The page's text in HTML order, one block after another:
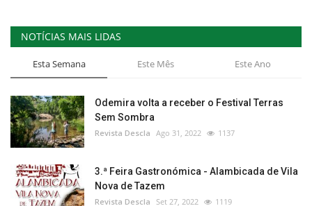
NOTÍCIAS MAIS LIDAS
Esta Semana Este Mês Este Ano
Odemira volta a receber o Festival Terras
Sem Sombra
Revista Descla Ago 31, 2022 1137
3.ª Feira Gastronómica - Alambicada de Vila
Nova de Tazem
Revista Descla Set 27, 2022 1119